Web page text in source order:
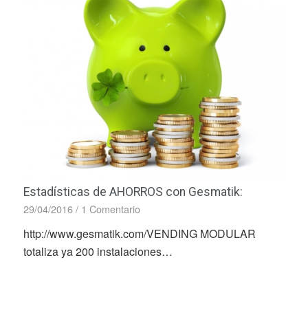
Estadísticas de AHORROS con Gesmatik:
29/04/2016 / 1 Comentario
http://www.gesmatik.com/VENDING MODULAR
totaliza ya 200 instalaciones…